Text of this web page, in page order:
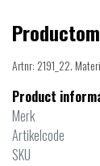
Artnr: 2191_22.
Product
Merk
Artikelcode
SKU